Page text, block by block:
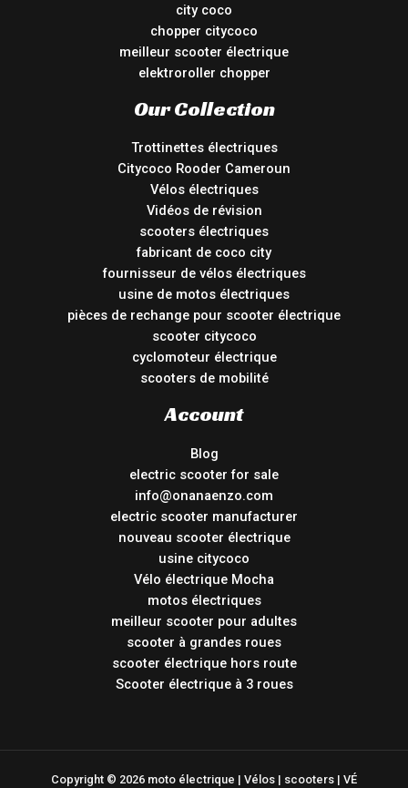
city coco
chopper citycoco
meilleur scooter électrique
elektroroller chopper
Our Collection
Trottinettes électriques
Citycoco Rooder Cameroun
Vélos électriques
Vidéos de révision
scooters électriques
fabricant de coco city
fournisseur de vélos électriques
usine de motos électriques
pièces de rechange pour scooter électrique
scooter citycoco
cyclomoteur électrique
scooters de mobilité
Account
Blog
electric scooter for sale
info@onanaenzo.com
electric scooter manufacturer
nouveau scooter électrique
usine citycoco
Vélo électrique Mocha
motos électriques
meilleur scooter pour adultes
scooter à grandes roues
scooter électrique hors route
Scooter électrique à 3 roues
Copyright © 2026 moto électrique | Vélos | scooters | VÉ